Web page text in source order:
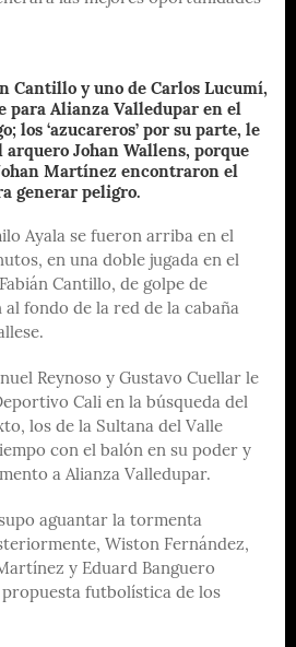
Cantillo y uno de Carlos Lucumí,
para Alianza Valledupar en el
los ‘azucareros’ por su parte, le
Johan Wallens, porque
Martínez encontraron el
generar peligro.
Ayala se fueron arriba en el
en una doble jugada en el
Cantillo, de golpe de
al fondo de la red de la cabaña
Reynoso y Gustavo Cuellar le
Cali en la búsqueda del
los de la Sultana del Valle
con el balón en su poder y
a Alianza Valledupar.
aguantar la tormenta
Wiston Fernández,
y Eduard Banguero
futbolística de los